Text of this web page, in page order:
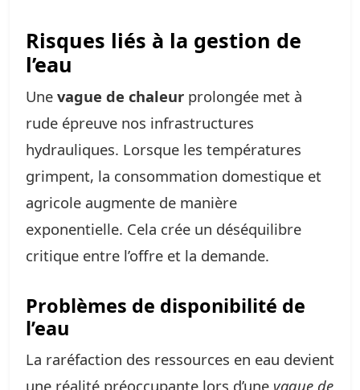
Risques liés à la gestion de
l’eau
Une vague de chaleur prolongée met à
rude épreuve nos infrastructures
hydrauliques. Lorsque les températures
grimpent, la consommation domestique et
agricole augmente de manière
exponentielle. Cela crée un déséquilibre
critique entre l’offre et la demande.
Problèmes de disponibilité de
l’eau
La raréfaction des ressources en eau devient
une réalité préoccupante lors d’une vague de